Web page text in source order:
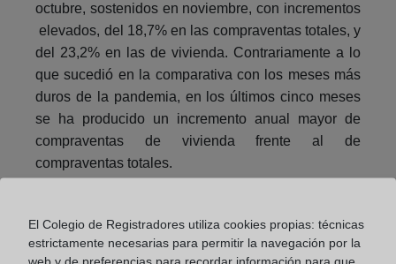
octubre, sostenidos en noviembre, con incrementos
elevados, del 18,7% en las compraventas totales, y
del 23,2% en las de vivienda. Contrariamente a lo
que sucedió en la comparativa con los meses más
duros de la pandemia, en los últimos cinco meses
se ha producido un incremento anual mayor de
compraventas de vivienda frente al de
compraventas totales.
El Colegio de Registradores utiliza cookies propias: técnicas
estrictamente necesarias para permitir la navegación por la
web y de preferencias para recordar información para que